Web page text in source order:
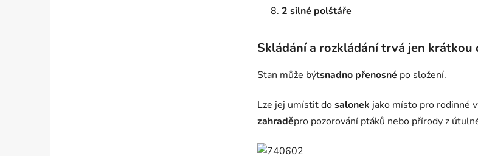
2 silné polštáře
Skládání a rozkládání trvá jen krátkou
Stan může býtsnadno přenosné po složení.
Lze jej umístit dosalonek jako místo pro rodinné
zahraděpro pozorování ptáků nebo přírody z